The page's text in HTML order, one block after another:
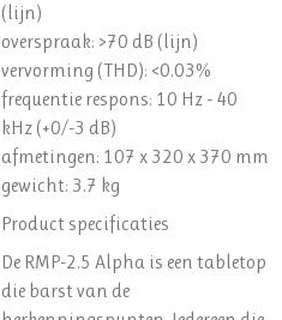
(lijn)
overspraak: >70 dB (lijn)
vervorming (THD): <0.03%
frequentie respons: 10 Hz - 40
kHz (+0/-3 dB)
afmetingen: 107 x 320 x 370 mm
gewicht: 3.7 kg
Product specificaties
De RMP-2.5 Alpha is een tabletop
die barst van de